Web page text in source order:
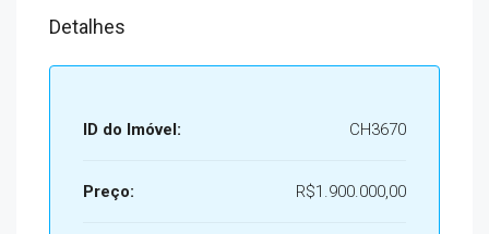
Detalhes
ID do Imóvel: CH3670
Preço: R$1.900.000,00